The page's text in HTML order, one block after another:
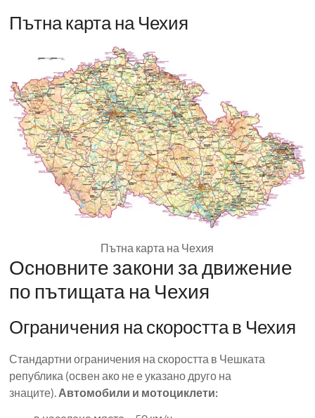
Пътна карта на Чехия
Пътна карта на Чехия
Основните закони за движение
по пътищата на Чехия
Ограничения на скоростта в Чехия
Стандартни ограничения на скоростта в Чешката
република (освен ако не е указано друго на
знаците). Автомобили и мотоциклети: